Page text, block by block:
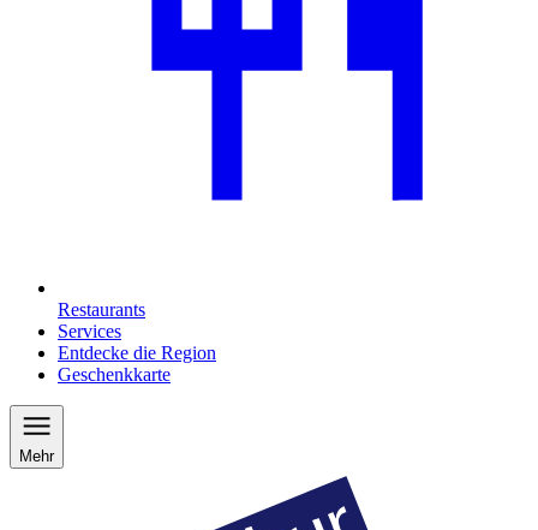
Restaurants
Services
Entdecke die Region
Geschenkkarte
Mehr